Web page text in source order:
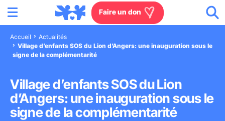
Aller à la recherche
Aller au pied de page
Faire un don
Nous connaître
Actions en France
Actions dans le monde
Accueil
Actualités
Village d’enfants SOS du Lion d’Angers: une inauguration sous le
signe de la complémentarité
Village d’enfants SOS du Lion
d’Angers: une inauguration sous le
signe de la complémentarité